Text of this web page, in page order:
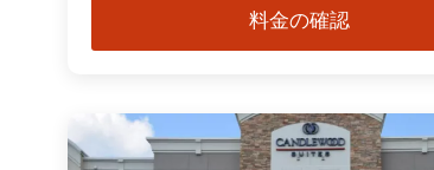
料金の確認